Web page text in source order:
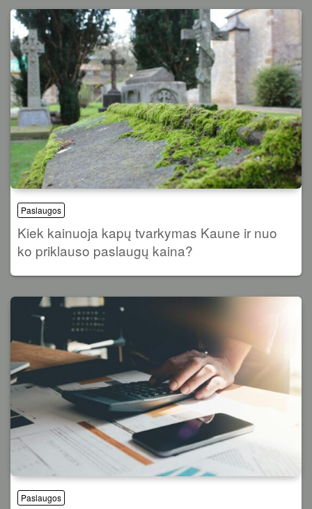
Paslaugos
Kiek kainuoja kapų tvarkymas Kaune ir nuo
ko priklauso paslaugų kaina?
Paslaugos